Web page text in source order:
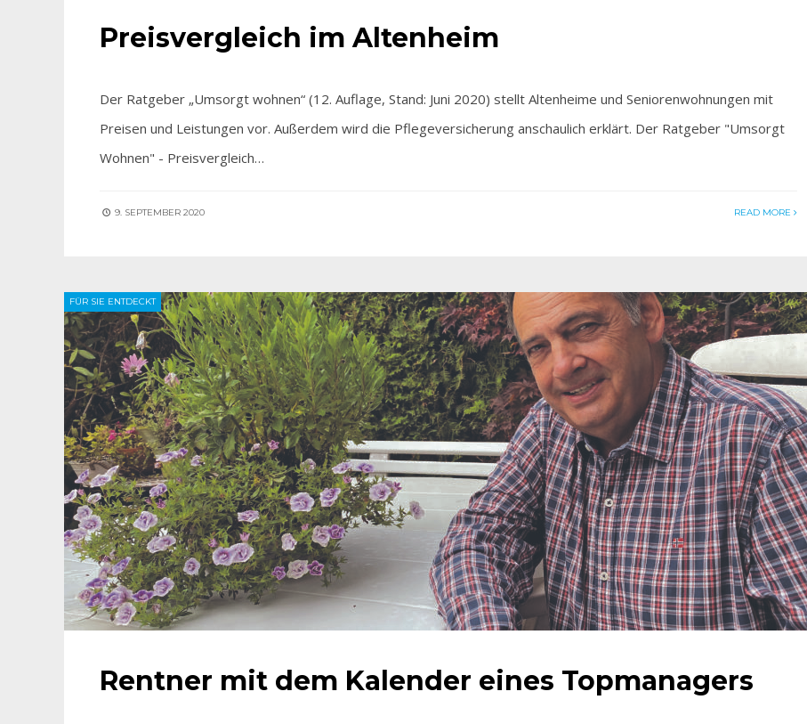
Preisvergleich im Altenheim
Der Ratgeber „Umsorgt wohnen“ (12. Auflage, Stand: Juni 2020) stellt Altenheime und Seniorenwohnungen mit
Preisen und Leistungen vor. Außerdem wird die Pflegeversicherung anschaulich erklärt. Der Ratgeber "Umsorgt
Wohnen" - Preisvergleich…
9. SEPTEMBER 2020 READ MORE
FÜR SIE ENTDECKT
Rentner mit dem Kalender eines Topmanagers